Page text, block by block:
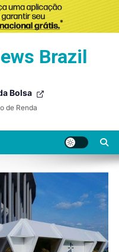
Brazil
Bolsa
de Renda